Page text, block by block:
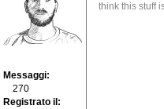
Messaggi
270
Registrato il
think this stuff